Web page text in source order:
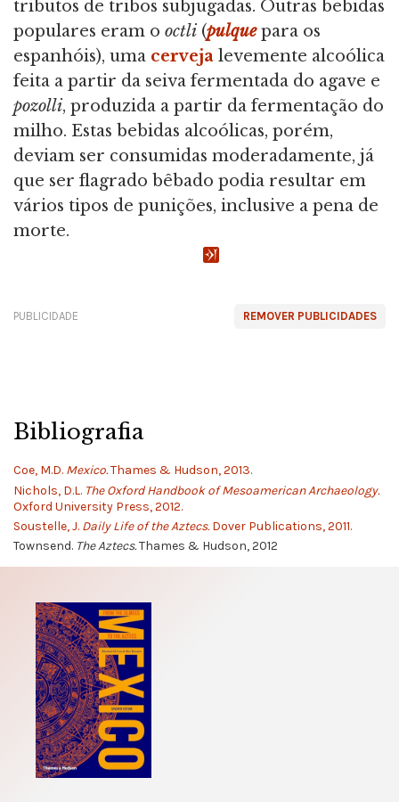
tributos de tribos subjugadas. Outras bebidas
populares eram o octli (pulquepara os
espanhóis), uma cerveja levemente alcoólica
feita a partir da seiva fermentada do agave e
pozolli, produzida a partir da fermentação do
milho. Estas bebidas alcoólicas, porém,
deviam ser consumidas moderadamente, já
que ser flagrado bêbado podia resultar em
vários tipos de punições, inclusive a pena de
morte.
REMOVER PUBLICIDADES
PUBLICIDADE
Bibliografia
Coe, M.D. Mexico.Thames & Hudson, 2013.
Nichols, D.L. The Oxford Handbook of Mesoamerican Archaeology.
Oxford University Press, 2012.
Soustelle, J. Daily Life of the Aztecs.Dover Publications, 2011.
Townsend. The Aztecs.Thames & Hudson, 2012